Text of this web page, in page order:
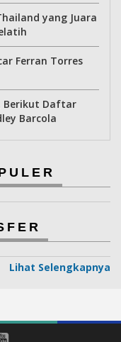
yang Juara
Ferran Torres
Berikut Daftar
Barcola
Lihat Selengkapnya